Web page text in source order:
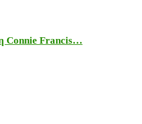
Connie Francis…